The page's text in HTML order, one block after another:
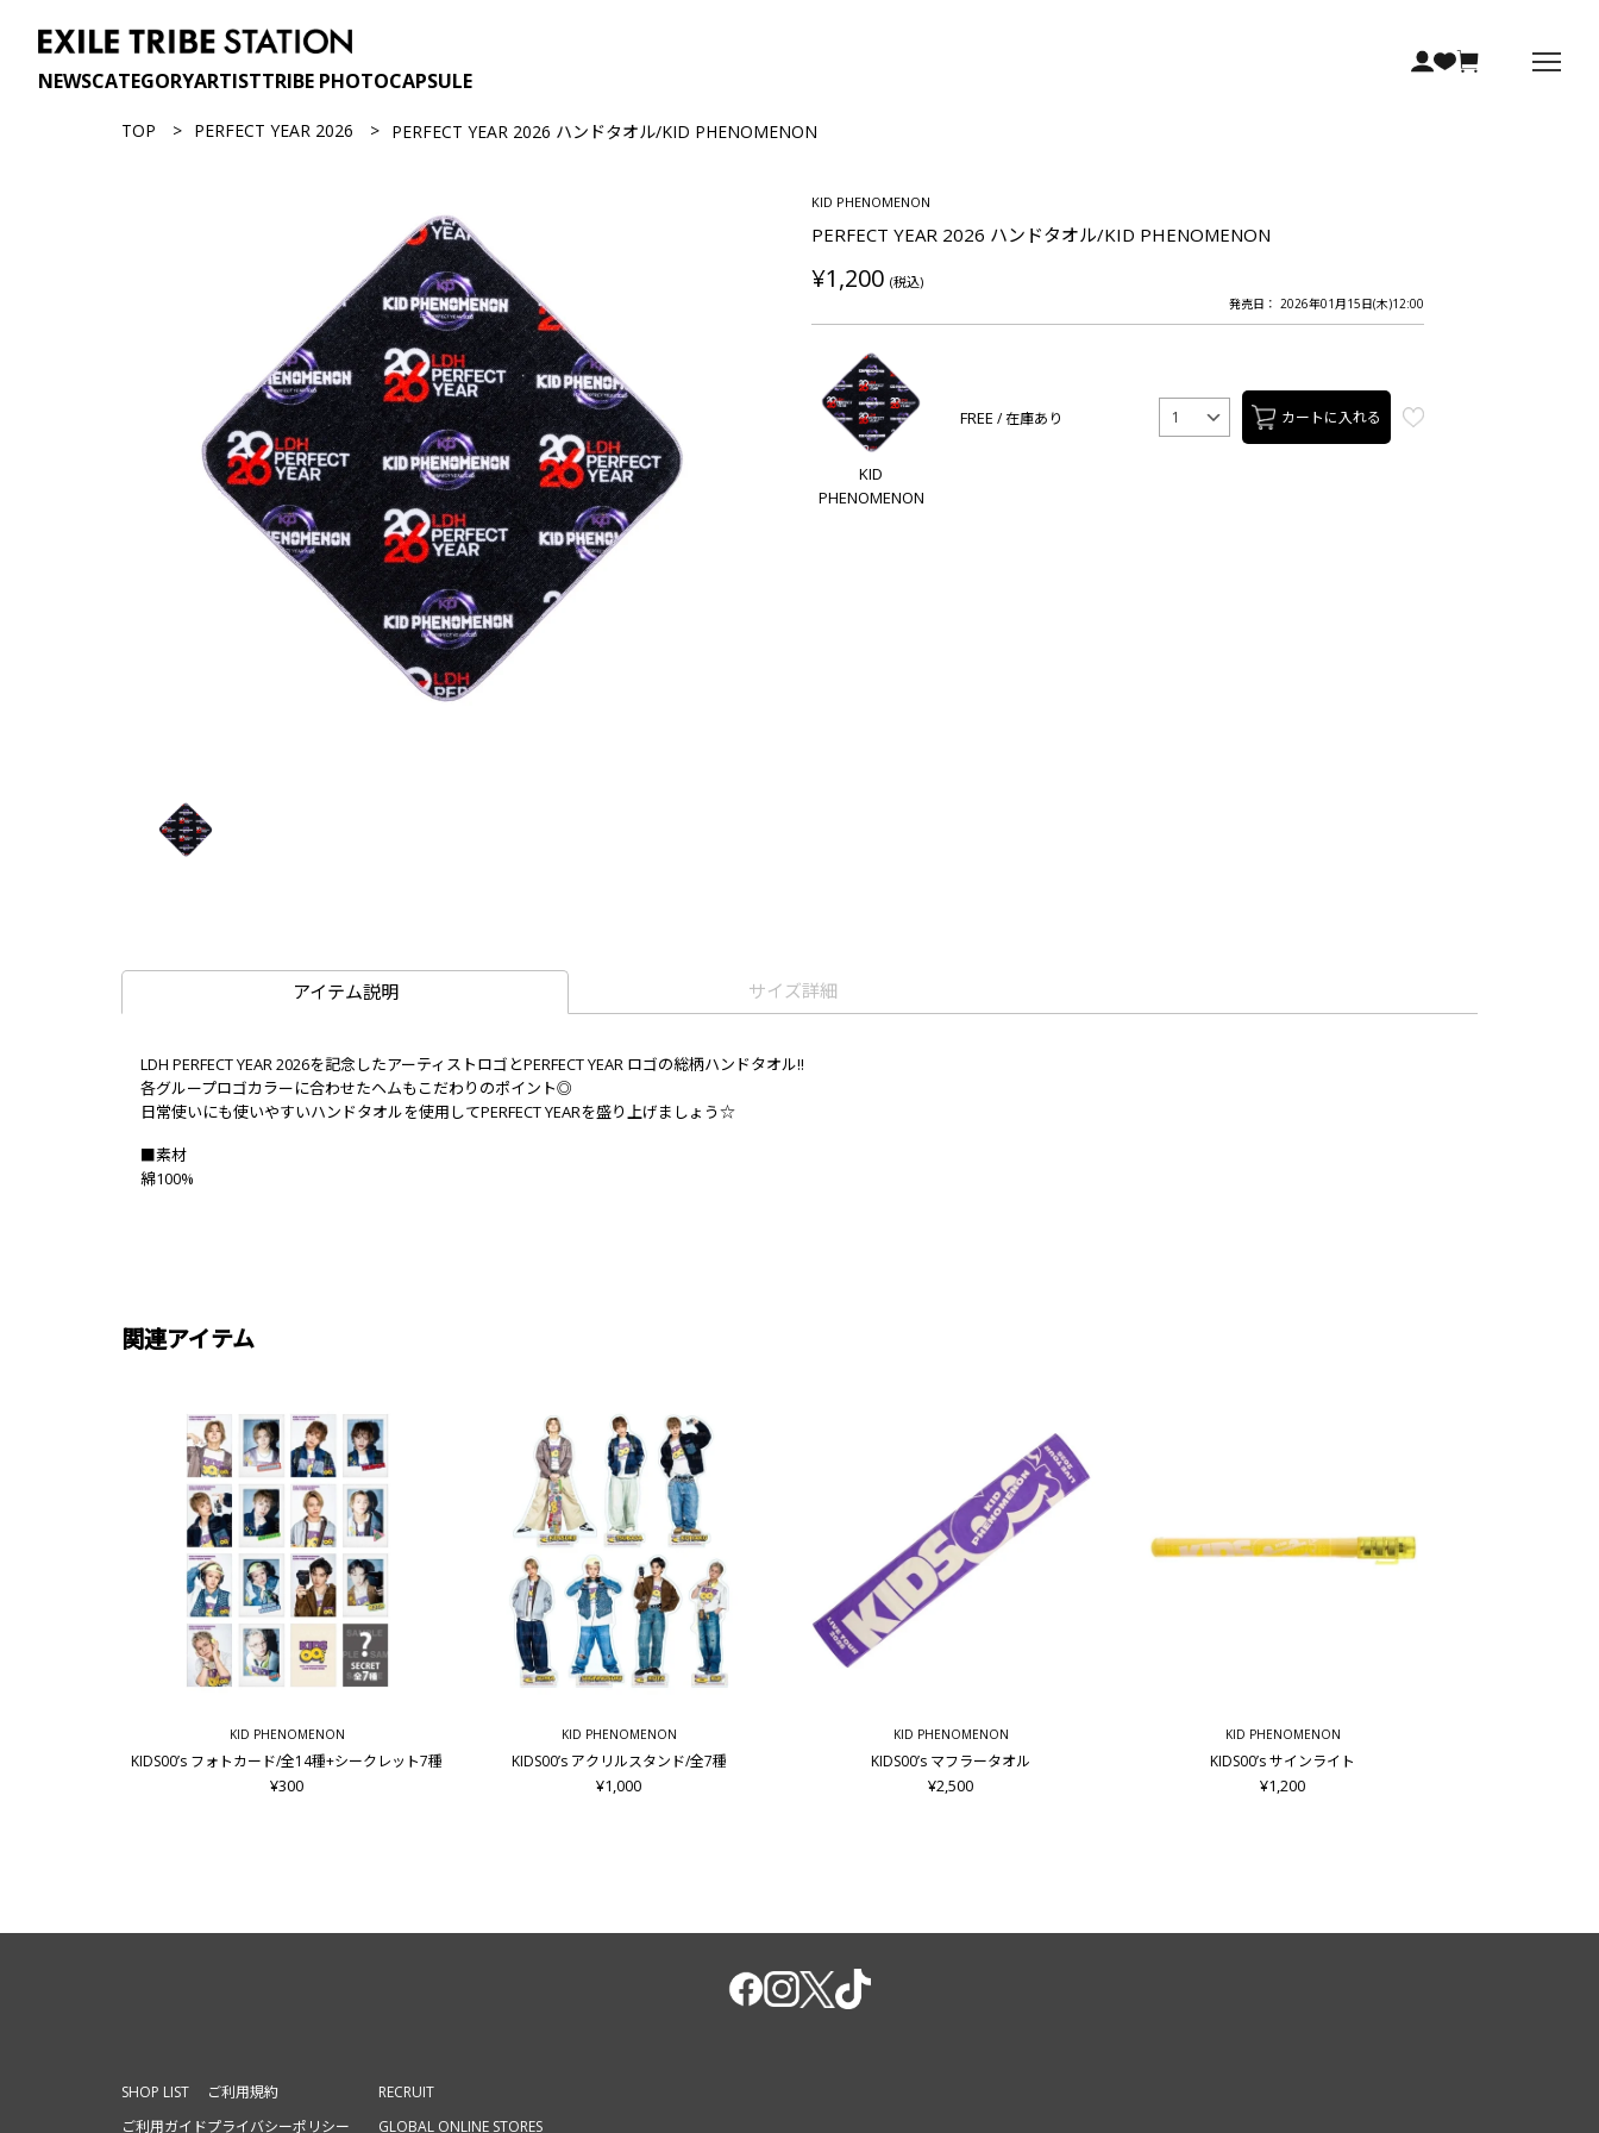
NEWSCATEGORYARTISTTRIBE PHOTOCAPSULE
TOP PERFECT YEAR 2026 PERFECT YEAR 2026 ハンドタオル/KID PHENOMENON
KID PHENOMENON
PERFECT YEAR 2026 ハンドタオル/KID PHENOMENON
¥1,200 (税込)
発売日： 2026年01月15日(木)12:00
KID
PHENOMENON
FREE / 在庫あり 1 カートに入れる
アイテム説明 サイズ詳細
LDH PERFECT YEAR 2026を記念したアーティストロゴとPERFECT YEAR ロゴの総柄ハンドタオル!!
各グループロゴカラーに合わせたヘムもこだわりのポイント◎
日常使いにも使いやすいハンドタオルを使用してPERFECT YEARを盛り上げましょう☆
■素材
綿100%
関連アイテム
KID PHENOMENON
KIDS00’s フォトカード/全14種+シークレット7種
¥300
KID PHENOMENON
KIDS00’s アクリルスタンド/全7種
¥1,000
KID PHENOMENON
KIDS00’s マフラータオル
¥2,500
KID PHENOMENON
KIDS00’s サインライト
¥1,200
SHOP LIST
ご利用ガイド
ご利用規約
プライバシーポリシー
RECRUIT
GLOBAL ONLINE STORES